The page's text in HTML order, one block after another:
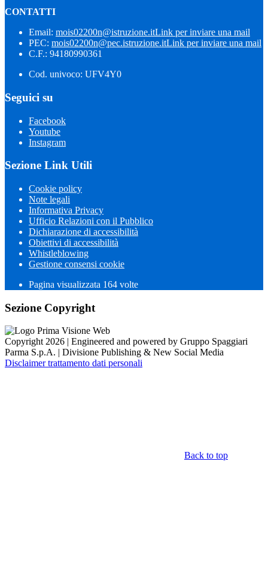
CONTATTI
Email: mois02200n@istruzione.itLink per inviare una mail
PEC: mois02200n@pec.istruzione.itLink per inviare una mail
C.F.: 94180990361
Cod. univoco: UFV4Y0
Seguici su
Facebook
Youtube
Instagram
Sezione Link Utili
Cookie policy
Note legali
Informativa Privacy
Ufficio Relazioni con il Pubblico
Dichiarazione di accessibilità
Obiettivi di accessibilità
Whistleblowing
Gestione consensi cookie
Pagina visualizzata 164 volte
Sezione Copyright
Copyright 2026 | Engineered and powered by Gruppo Spaggiari
Parma S.p.A. | Divisione Publishing & New Social Media
Disclaimer trattamento dati personali
Back to top